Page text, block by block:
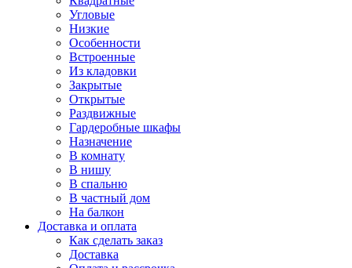
Угловые
Низкие
Особенности
Встроенные
Из кладовки
Закрытые
Открытые
Раздвижные
Гардеробные шкафы
Назначение
В комнату
В нишу
В спальню
В частный дом
На балкон
Доставка и оплата
Как сделать заказ
Доставка